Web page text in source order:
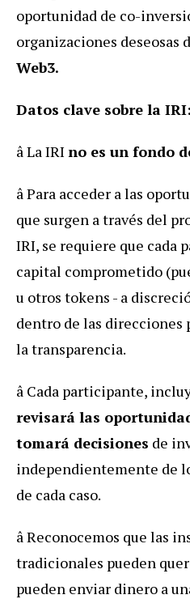
oportunidad de co-
organizaciones deseosas
Web3.
Datos clave sobre la IRI:
â La IRI no es un fondo
â Para acceder a las
que surgen a través del
IRI, se requiere que cada
capital comprometido
u otros tokens - a
dentro de las direcciones
la transparencia.
â Cada participante,
revisará las
tomará decisiones de
independientemente de
de cada caso.
â Reconocemos que
tradicionales pueden
pueden enviar dinero a